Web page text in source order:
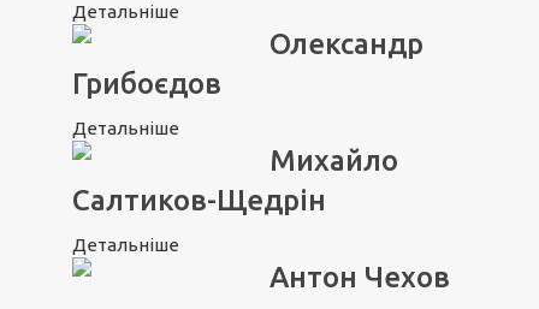
Детальніше
Олександр
Грибоєдов
Детальніше
Михайло
Салтиков-Щедрін
Детальніше
Антон Чехов